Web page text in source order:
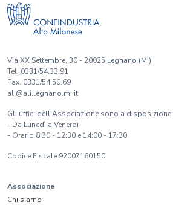
Via XX Settembre, 30 - 20025 Legnano (Mi)
Tel. 0331/54.33.91
Fax. 0331/54.50.69
ali@ali.legnano.mi.it
Gli uffici dell'Associazione sono a disposizione:
- Da Lunedì a Venerdì
- Orario 8:30 - 12:30 e 14:00 - 17:30
Codice Fiscale 92007160150
Associazione
Chi siamo